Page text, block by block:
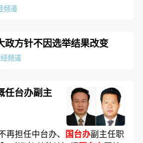
频道
政方针不因选举结果改变
频道
任台办副主
再担任中台办、 国台办副主任职